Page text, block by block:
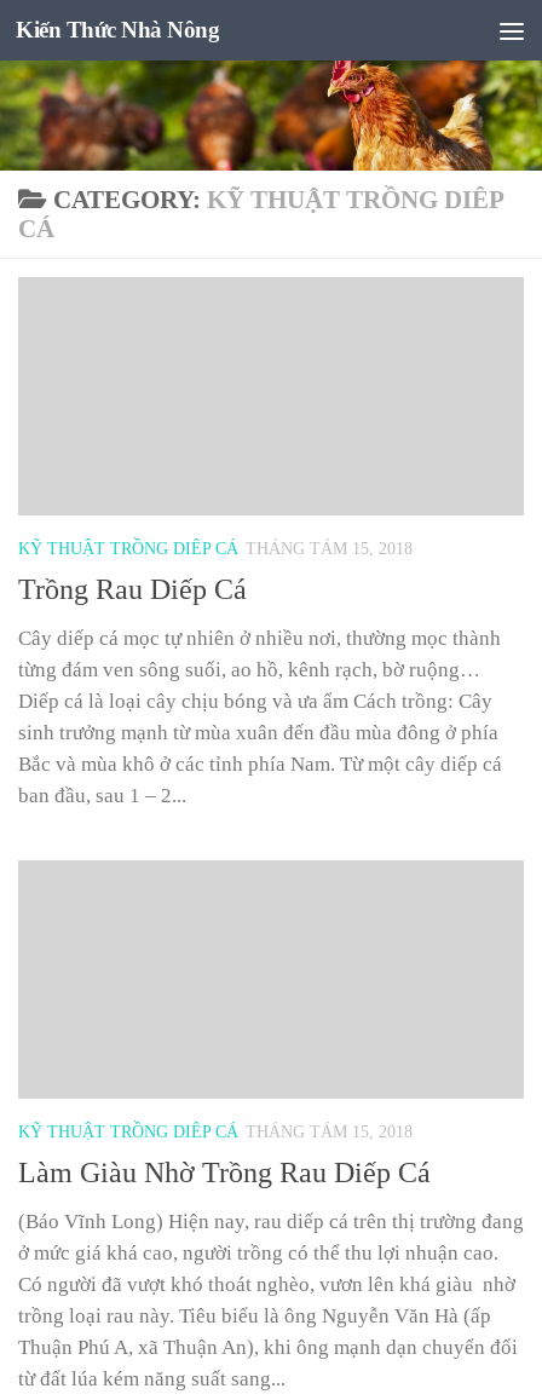
Skip to content
Kiến Thức Nhà Nông
CATEGORY: KỸ THUẬT TRỒNG DIÊP
CÁ
KỸ THUẬT TRỒNG DIÊP CÁ THÁNG TÁM 15, 2018
Trồng Rau Diếp Cá
Cây diếp cá mọc tự nhiên ở nhiều nơi, thường mọc thành
từng đám ven sông suối, ao hồ, kênh rạch, bờ ruộng…
Diếp cá là loại cây chịu bóng và ưa ẩm Cách trồng: Cây
sinh trưởng mạnh từ mùa xuân đến đầu mùa đông ở phía
Bắc và mùa khô ở các tỉnh phía Nam. Từ một cây diếp cá
ban đầu, sau 1 – 2...
KỸ THUẬT TRỒNG DIÊP CÁ THÁNG TÁM 15, 2018
Làm Giàu Nhờ Trồng Rau Diếp Cá
(Báo Vĩnh Long) Hiện nay, rau diếp cá trên thị trường đang
ở mức giá khá cao, người trồng có thể thu lợi nhuận cao.
Có người đã vượt khó thoát nghèo, vươn lên khá giàu nhờ
trồng loại rau này. Tiêu biểu là ông Nguyễn Văn Hà (ấp
Thuận Phú A, xã Thuận An), khi ông mạnh dạn chuyển đổi
từ đất lúa kém năng suất sang...